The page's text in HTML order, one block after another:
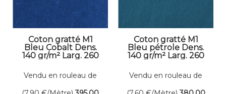
Coton gratté M1
Bleu Cobalt Dens.
140 gr/m² Larg. 260
Vendu en rouleau de
Coton gratté M1
Bleu pétrole Dens.
140 gr/m² Larg. 260
Vendu en rouleau de